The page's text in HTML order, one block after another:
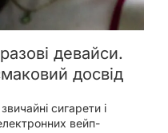
девайси.
досвід
сигарети і
вейп-